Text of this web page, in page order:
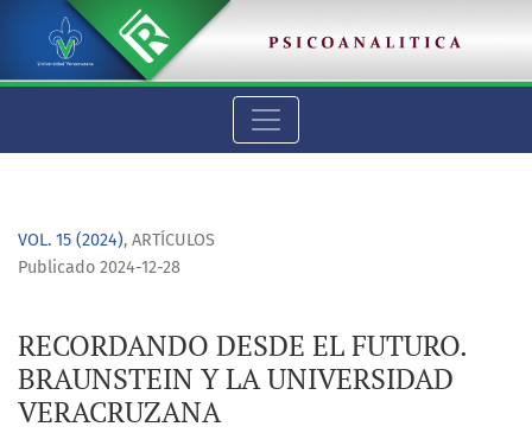
RECORDANDO DESDE EL FUTURO. BRAUNSTEIN Y LA
VOL. 15 (2024), ARTÍCULOS
RECORDANDO DESDE EL FUTURO.
BRAUNSTEIN Y LA UNIVERSIDAD
VERACRUZANA
Publicado 2024-12-28